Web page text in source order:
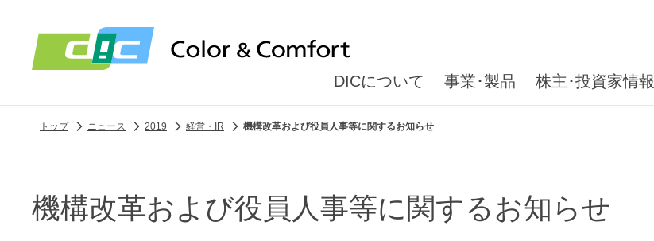
DICについて 事業･製品 株主･投資家情報
トップ ニュース 2019 経営・IR 機構改革および役員人事等に関するお知らせ
機構改革および役員人事等に関するお知らせ